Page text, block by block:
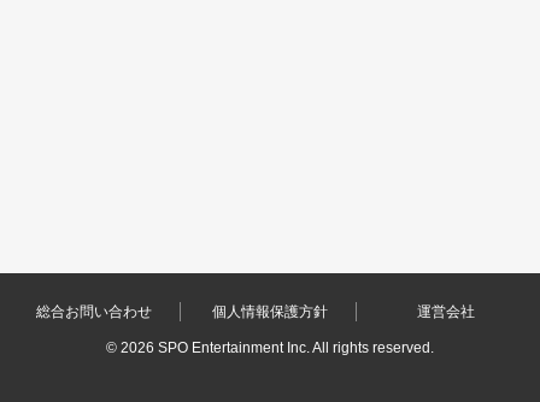
総合お問い合わせ 個人情報保護方針 運営会社
© 2026 SPO Entertainment Inc. All rights reserved.